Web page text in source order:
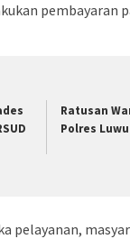
pembayaran
Ratusan
Polres Luwu
pelayanan,